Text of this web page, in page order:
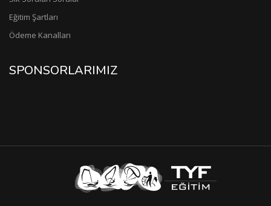
Eğitim Şartları
Ödeme Kanalları
SPONSORLARIMIZ